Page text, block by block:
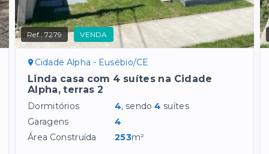
Ref.:7279 VENDA
Cidade Alpha - Eusébio/CE
Linda casa com 4 suítes na Cidade
Alpha, terras 2
Dormitórios 4, sendo4 suítes
Garagens
4
Área Construída
253m²